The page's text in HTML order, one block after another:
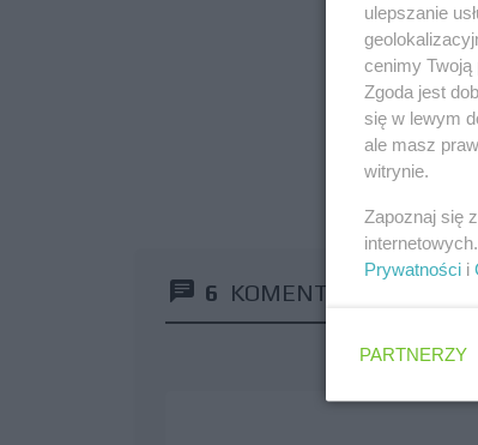
6 KOMENTARZY
ulepszanie
cenimy Twoją
Zgoda jest
się w lewym
ale masz
witrynie.
Zapoznaj się
Prywatności i
PARTNERZY